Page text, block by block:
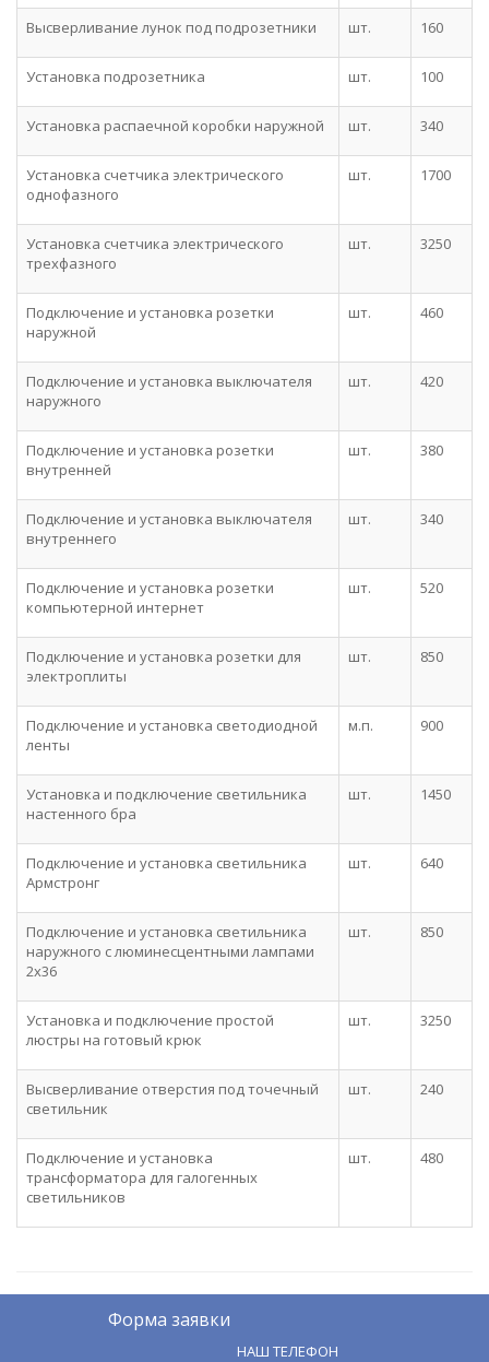
Высверливание лунок под подрозетники шт. 160
Установка подрозетника шт. 100
Установка распаечной коробки наружной шт. 340
Установка счетчика электрического
однофазного
шт. 1700
Установка счетчика электрического
трехфазного
шт. 3250
Подключение и установка розетки
наружной
шт. 460
Подключение и установка выключателя
наружного
шт. 420
Подключение и установка розетки
внутренней
шт. 380
Подключение и установка выключателя
внутреннего
шт. 340
Подключение и установка розетки
компьютерной интернет
шт. 520
Подключение и установка розетки для
электроплиты
шт. 850
Подключение и установка светодиодной
ленты
м.п. 900
Установка и подключение светильника
настенного бра
шт. 1450
Подключение и установка светильника
Армстронг
шт. 640
Подключение и установка светильника
наружного с люминесцентными лампами
2x36
шт. 850
Установка и подключение простой
люстры на готовый крюк
шт. 3250
Высверливание отверстия под точечный
светильник
шт. 240
Подключение и установка
трансформатора для галогенных
светильников
шт. 480
Форма заявки
НАШ ТЕЛЕФОН